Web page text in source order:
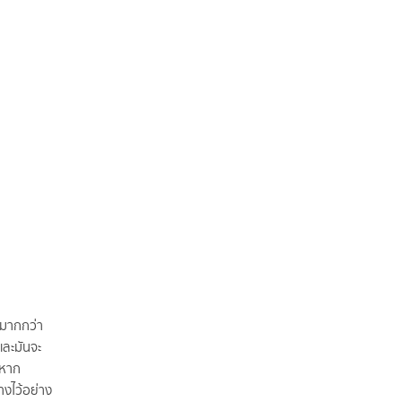
ากกว่า
ะมันจะ
าก
ไว้อย่าง